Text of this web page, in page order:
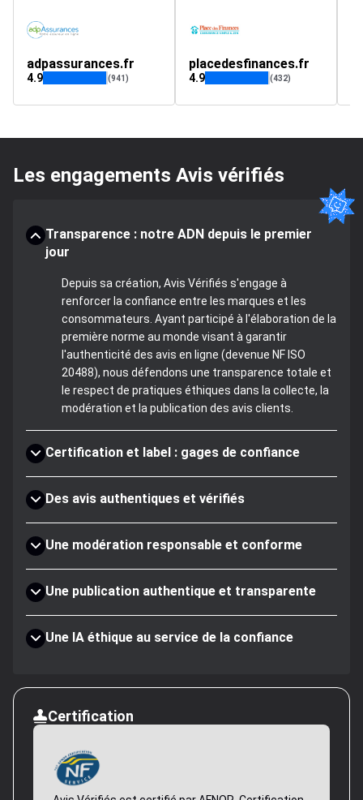
adpassurances.fr
4.9 (941)
placedesfinances.fr
4.9 (432)
Les engagements Avis vérifiés
Transparence : notre ADN depuis le premier
jour
Depuis sa création, Avis Vérifiés s'engage à
renforcer la confiance entre les marques et les
consommateurs. Ayant participé à l'élaboration de la
première norme au monde visant à garantir
l'authenticité des avis en ligne (devenue NF ISO
20488), nous défendons une transparence totale et
le respect de pratiques éthiques dans la collecte, la
modération et la publication des avis clients.
Certification et label : gages de confiance
Des avis authentiques et vérifiés
Une modération responsable et conforme
Une publication authentique et transparente
Une IA éthique au service de la confiance
Certification